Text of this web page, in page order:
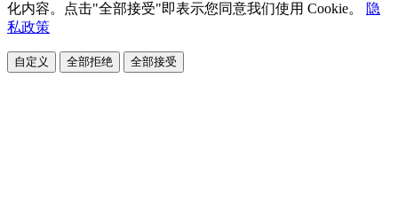
化内容。点击"全部接受"即表示您同意我们使用 Cookie。
隐
私政策
自定义 全部拒绝 全部接受